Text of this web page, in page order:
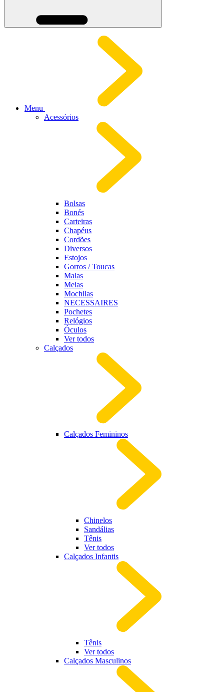
Menu
Acessórios
Bolsas
Bonés
Carteiras
Chapéus
Cordões
Diversos
Estojos
Gorros / Toucas
Malas
Meias
Mochilas
NECESSAIRES
Pochetes
Relógios
Óculos
Ver todos
Calçados
Calçados Femininos
Chinelos
Sandálias
Tênis
Ver todos
Calçados Infantis
Tênis
Ver todos
Calçados Masculinos